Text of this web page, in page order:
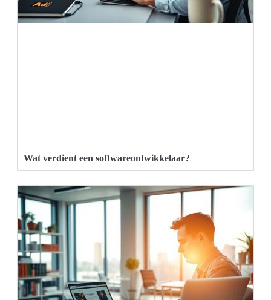
Wat verdient een softwareontwikkelaar?